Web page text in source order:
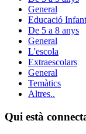
General
Educació
De 5 a 8 anys
General
L'escola
Extraescolars
General
Temàtics
Altres..
Qui està